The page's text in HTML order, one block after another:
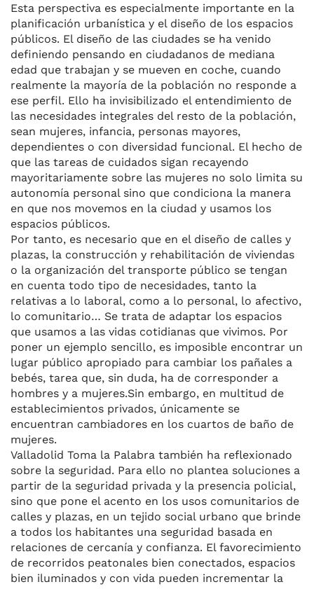
Esta perspectiva es especialmente importante en la
planificación urbanística y el diseño de los espacios
públicos. El diseño de las ciudades se ha venido
definiendo pensando en ciudadanos de mediana
edad que trabajan y se mueven en coche, cuando
realmente la mayoría de la población no responde a
ese perfil. Ello ha invisibilizado el entendimiento de
las necesidades integrales del resto de la población,
sean mujeres, infancia, personas mayores,
dependientes o con diversidad funcional. El hecho de
que las tareas de cuidados sigan recayendo
mayoritariamente sobre las mujeres no solo limita su
autonomía personal sino que condiciona la manera
en que nos movemos en la ciudad y usamos los
espacios públicos.
Por tanto, es necesario que en el diseño de calles y
plazas, la construcción y rehabilitación de viviendas
o la organización del transporte público se tengan
en cuenta todo tipo de necesidades, tanto la
relativas a lo laboral, como a lo personal, lo afectivo,
lo comunitario… Se trata de adaptar los espacios
que usamos a las vidas cotidianas que vivimos. Por
poner un ejemplo sencillo, es imposible encontrar un
lugar público apropiado para cambiar los pañales a
bebés, tarea que, sin duda, ha de corresponder a
hombres y a mujeres.Sin embargo, en multitud de
establecimientos privados, únicamente se
encuentran cambiadores en los cuartos de baño de
mujeres.
Valladolid Toma la Palabra también ha reflexionado
sobre la seguridad. Para ello no plantea soluciones a
partir de la seguridad privada y la presencia policial,
sino que pone el acento en los usos comunitarios de
calles y plazas, en un tejido social urbano que brinde
a todos los habitantes una seguridad basada en
relaciones de cercanía y confianza. El favorecimiento
de recorridos peatonales bien conectados, espacios
bien iluminados y con vida pueden incrementar la